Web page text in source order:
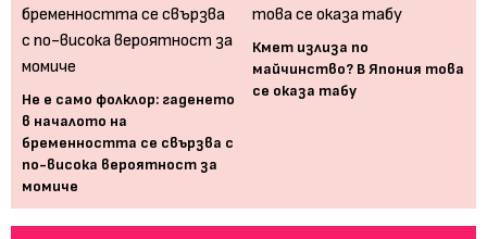
Не е само фолклор: гаденето
в началото на
бременността се свързва с
по-висока вероятност за
момиче
Кмет излиза по
майчинство? В Япония това
се оказа табу